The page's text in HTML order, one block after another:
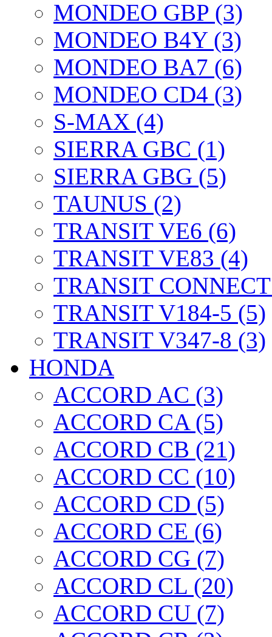
MONDEO GBP (3)
MONDEO B4Y (3)
MONDEO BA7 (6)
MONDEO CD4 (3)
S-MAX (4)
SIERRA GBC (1)
SIERRA GBG (5)
TAUNUS (2)
TRANSIT VE6 (6)
TRANSIT VE83 (4)
TRANSIT
TRANSIT V184-5 (5)
TRANSIT V347-8 (3)
HONDA
ACCORD AC (3)
ACCORD CA (5)
ACCORD CB (21)
ACCORD CC (10)
ACCORD CD (5)
ACCORD CE (6)
ACCORD CG (7)
ACCORD CL (20)
ACCORD CU (7)